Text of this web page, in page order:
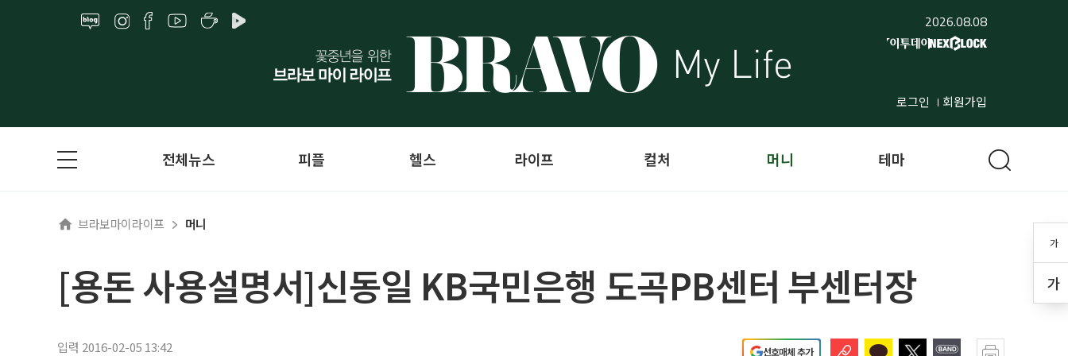
2026.08.08
로그인 회원가입
가
가
전체뉴스 피플 헬스 라이프 컬처 머니 테마
브라보마이라이프 머니
[용돈 사용설명서]신동일 KB국민은행 도곡PB센터 부센터장
입력 2016-02-05 13:42 선호매체 추가